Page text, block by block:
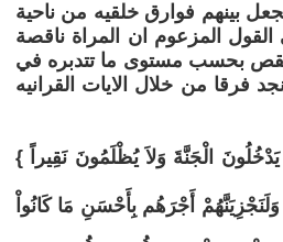
بينهم فوارق خلقيه من ناحية
المزعوم ان المراة ناقصة
بنقص بحسب مستوى ما تتدبره في
فرقا من خلال الايات القرانيه
الْجَنَّةَ وَلاَ يُظْلَمُونَ نَقِيراً }
أَجْرَهُم بِأَحْسَنِ مَا كَانُواْ